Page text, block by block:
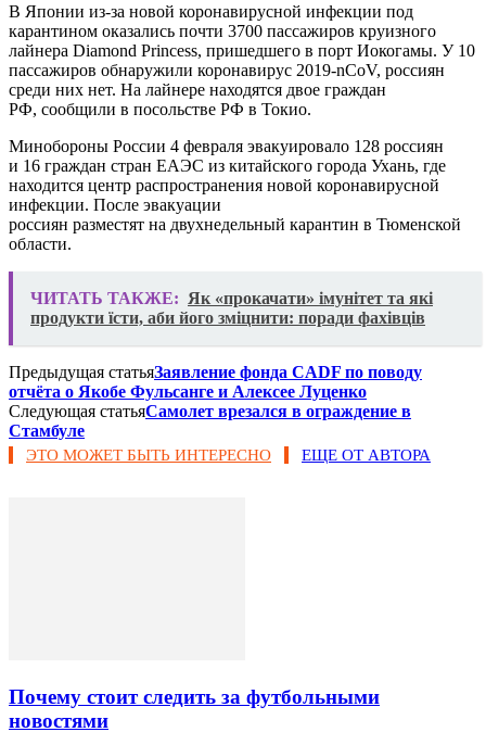
В Японии из-за новой коронавирусной инфекции под
карантином оказались почти 3700 пассажиров круизного
лайнера Diamond Princess, пришедшего в порт Иокогамы. У 10
пассажиров обнаружили коронавирус 2019-nCoV, россиян
среди них нет. На лайнере находятся двое граждан
РФ, сообщили в посольстве РФ в Токио.
Минобороны России 4 февраля эвакуировало 128 россиян
и 16 граждан стран ЕАЭС из китайского города Ухань, где
находится центр распространения новой коронавирусной
инфекции. После эвакуации
россиян разместят на двухнедельный карантин в Тюменской
области.
ЧИТАТЬ ТАКЖЕ: Як «прокачати» імунітет та які
продукти їсти, аби його зміцнити: поради фахівців
Предыдущая статьяЗаявление фонда CADF по поводу
отчёта о Якобе Фульсанге и Алексее Луценко
Следующая статьяСамолет врезался в ограждение в
Стамбуле
ЭТО МОЖЕТ БЫТЬ ИНТЕРЕСНО ЕЩЕ ОТ АВТОРА
Почему стоит следить за футбольными
новостями